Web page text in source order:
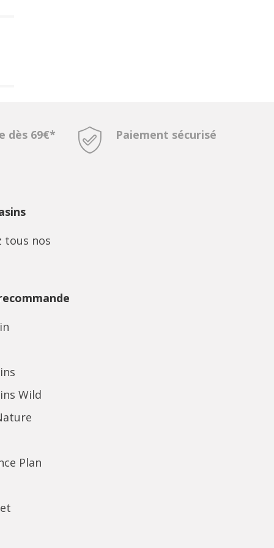
dès 69€* Paiement sécurisé
tous nos
Wild
Plan